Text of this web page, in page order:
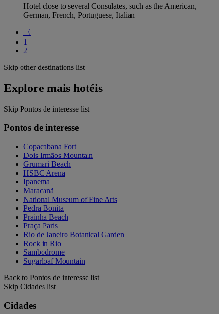
Hotel close to several Consulates, such as the American,
German, French, Portuguese, Italian
〈
1
2
Skip other destinations list
Explore mais hotéis
Skip Pontos de interesse list
Pontos de interesse
Copacabana Fort
Dois Irmãos Mountain
Grumari Beach
HSBC Arena
Ipanema
Maracanã
National Museum of Fine Arts
Pedra Bonita
Prainha Beach
Praça Paris
Rio de Janeiro Botanical Garden
Rock in Rio
Sambodrome
Sugarloaf Mountain
Back to Pontos de interesse list
Skip Cidades list
Cidades